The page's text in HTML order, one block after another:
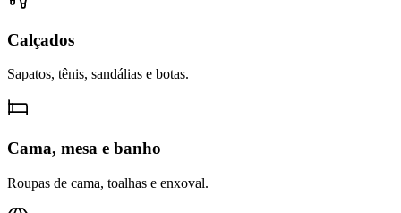
Calçados
Sapatos, tênis, sandálias e botas.
Cama, mesa e banho
Roupas de cama, toalhas e enxoval.